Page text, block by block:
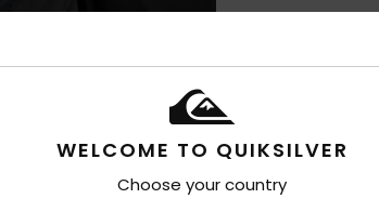
WELCOME TO QUIKSILVER
Choose your country